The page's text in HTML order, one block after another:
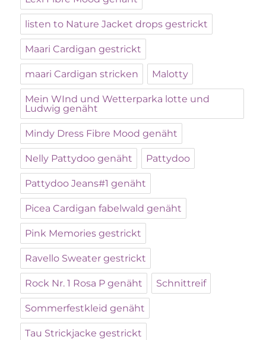
listen to Nature Jacket drops gestrickt
Maari Cardigan gestrickt
maari Cardigan stricken Malotty
Mein WInd und Wetterparka lotte und
Ludwig genäht
Mindy Dress Fibre Mood genäht
Nelly Pattydoo genäht Pattydoo
Pattydoo Jeans#1 genäht
Picea Cardigan fabelwald genäht
Pink Memories gestrickt
Ravello Sweater gestrickt
Rock Nr. 1 Rosa P genäht Schnittreif
Sommerfestkleid genäht
Tau Strickjacke gestrickt